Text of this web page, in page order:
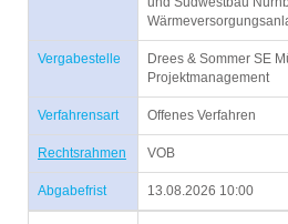
Vergabestelle
Drees & Sommer SE
Projektmanagement
Verfahrensart Offenes Verfahren
Rechtsrahmen VOB
Abgabefrist 13.08.2026 10:00